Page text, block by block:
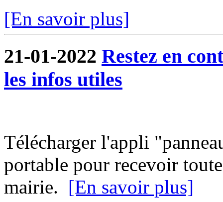
[En savoir plus]
21-01-2022 Restez en
les infos utiles
Télécharger l'appli
portable pour recevoir
mairie. [En savoir plus]